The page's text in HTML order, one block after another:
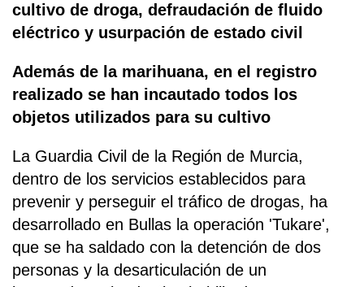
cultivo de droga, defraudación de fluido
eléctrico y usurpación de estado civil
Además de la marihuana, en el registro
realizado se han incautado todos los
objetos utilizados para su cultivo
La Guardia Civil de la Región de Murcia,
dentro de los servicios establecidos para
prevenir y perseguir el tráfico de drogas, ha
desarrollado en Bullas la operación 'Tukare',
que se ha saldado con la detención de dos
personas y la desarticulación de un